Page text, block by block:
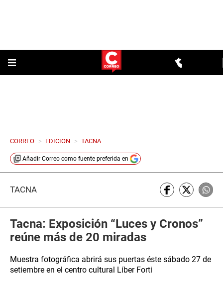
CORREO > EDICION > TACNA
Añadir Correo como fuente preferida en
TACNA
Tacna: Exposición “Luces y Cronos”
reúne más de 20 miradas
Muestra fotográfica abrirá sus puertas éste sábado 27 de
setiembre en el centro cultural Líber Forti